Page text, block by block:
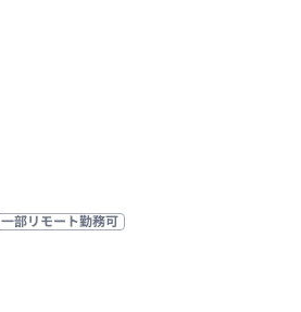
一部リモート勤務可